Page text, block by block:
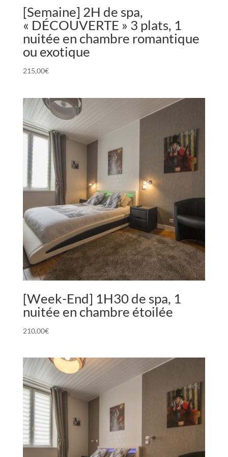
[Semaine] 2H de spa,
« DÉCOUVERTE » 3 plats, 1
nuitée en chambre romantique
ou exotique
215,00€
[Week-End] 1H30 de spa, 1
nuitée en chambre étoilée
210,00€